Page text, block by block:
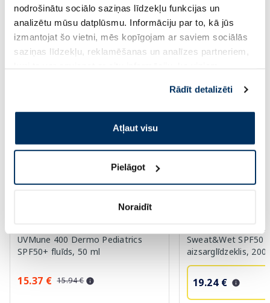
nodrošinātu sociālo saziņas līdzekļu funkcijas un
analizētu mūsu datplūsmu. Informāciju par to, kā jūs
izmantojat šo vietni, mēs kopīgojam ar saviem sociālās
saziņas līdzekļu, reklamēšanas un analīzes partneriem,
pakalpojumus. Ja piekrītat šo papildu sīkdatņu
izmantošanai, lūdzu, atzīmējiet savu izvēli:
Rādīt detalizēti
Atļaut visu
Pielāgot
Noraidīt
Page 1 of 10
Saules aizsardzībai vasarā ☀️
UVMune 400 Dermo Pediatrics
SPF50+ fluīds, 50 ml
15.37 € 15.94 €
LA ROCHE-POSAY
Sweat&Wet SPF50
aizsarglīdzeklis, 200
19.24 €